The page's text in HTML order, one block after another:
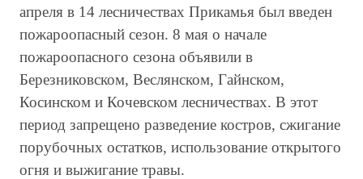
апреля в 14 лесничествах Прикамья был введен
пожароопасный сезон. 8 мая о начале
пожароопасного сезона объявили в
Березниковском, Веслянском, Гайнском,
Косинском и Кочевском лесничествах. В этот
период запрещено разведение костров, сжигание
порубочных остатков, использование открытого
огня и выжигание травы.